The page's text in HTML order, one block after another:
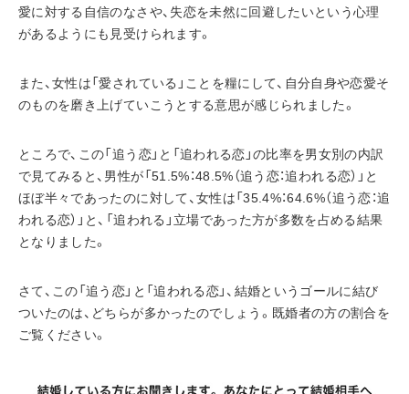
愛に対する自信のなさや、失恋を未然に回避したいという心理
があるようにも見受けられます。
また、女性は「愛されている」ことを糧にして、自分自身や恋愛そ
のものを磨き上げていこうとする意思が感じられました。
ところで、この「追う恋」と「追われる恋」の比率を男女別の内訳
で見てみると、男性が「51.5%：48.5%（追う恋：追われる恋）」と
ほぼ半々であったのに対して、女性は「35.4%：64.6%（追う恋：追
われる恋）」と、「追われる」立場であった方が多数を占める結果
となりました。
さて、この「追う恋」と「追われる恋」、結婚というゴールに結び
ついたのは、どちらが多かったのでしょう。既婚者の方の割合を
ご覧ください。